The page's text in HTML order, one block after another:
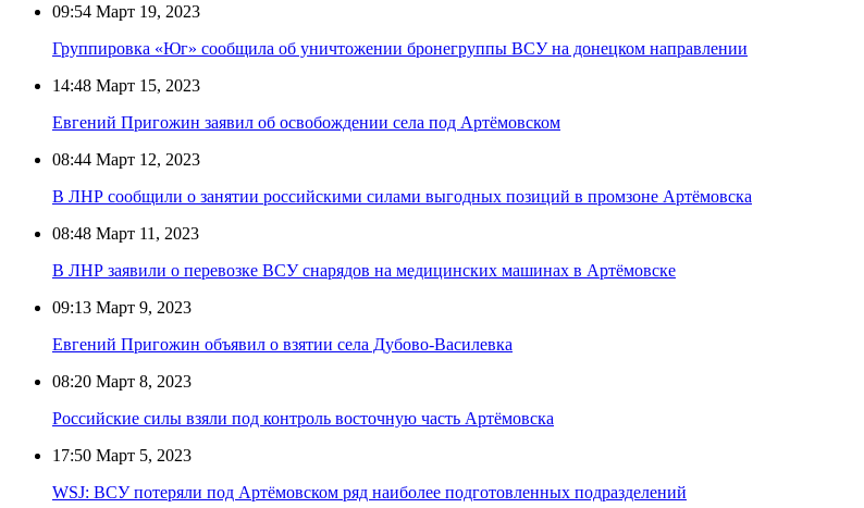
09:54 Март 19, 2023
Группировка «Юг» сообщила об уничтожении бронегруппы ВСУ на донецком направлении
14:48 Март 15, 2023
Евгений Пригожин заявил об освобождении села под Артёмовском
08:44 Март 12, 2023
В ЛНР сообщили о занятии российскими силами выгодных позиций в промзоне Артёмовска
08:48 Март 11, 2023
В ЛНР заявили о перевозке ВСУ снарядов на медицинских машинах в Артёмовске
09:13 Март 9, 2023
Евгений Пригожин объявил о взятии села Дубово-Василевка
08:20 Март 8, 2023
Российские силы взяли под контроль восточную часть Артёмовска
17:50 Март 5, 2023
WSJ: ВСУ потеряли под Артёмовском ряд наиболее подготовленных подразделений